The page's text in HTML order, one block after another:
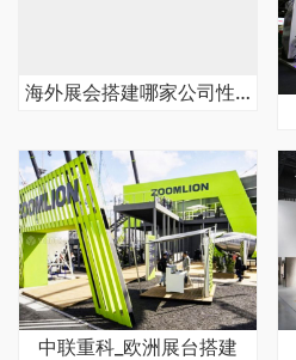
海外展会搭建哪家公司性价比高
中联重科_欧洲展台搭建